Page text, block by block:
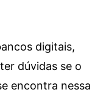
digitais,
dúvidas se o
encontra nessa